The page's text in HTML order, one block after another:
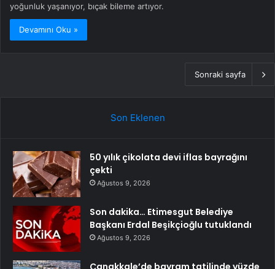
yoğunluk yaşanıyor, bıçak bileme artıyor.
Devamını Oku »
Sonraki sayfa
Son Eklenen
50 yılık çikolata devi iflas bayrağını
çekti
Ağustos 9, 2026
Son dakika… Etimesgut Belediye
Başkanı Erdal Beşikçioğlu tutuklandı
Ağustos 9, 2026
Çanakkale’de bayram tatilinde yüzde